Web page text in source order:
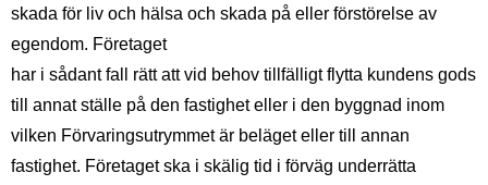
skada för liv och hälsa och skada på eller förstörelse av
egendom. Företaget
har i sådant fall rätt att vid behov tillfälligt flytta kundens gods
till annat ställe på den fastighet eller i den byggnad inom
vilken Förvaringsutrymmet är beläget eller till annan
fastighet. Företaget ska i skälig tid i förväg underrätta